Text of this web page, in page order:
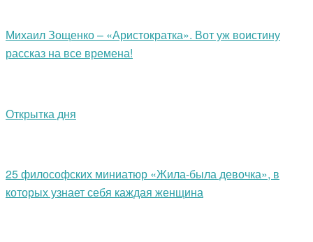
Михаил Зощенко – «Аристократка». Вот уж воистину
рассказ на все времена!
Открытка дня
25 философских миниатюр «Жила-была девочка», в
которых узнает себя каждая женщина